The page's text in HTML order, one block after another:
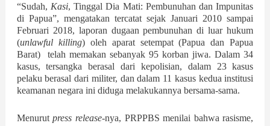
“Sudah, Kasi, Tinggal Dia Mati: Pembunuhan dan Impunitas
di Papua”, mengatakan tercatat sejak Januari 2010 sampai
Februari 2018, laporan dugaan pembunuhan di luar hukum
(unlawful killing) oleh aparat setempat (Papua dan Papua
Barat)
telah memakan sebanyak 95 korban jiwa. Dalam 34
kasus, tersangka berasal dari kepolisian, dalam 23 kasus
pelaku berasal dari militer, dan dalam 11 kasus kedua institusi
keamanan negara ini diduga melakukannya bersama-sama.
Menurutpress release-nya, PRPPBS menilai bahwa rasisme,